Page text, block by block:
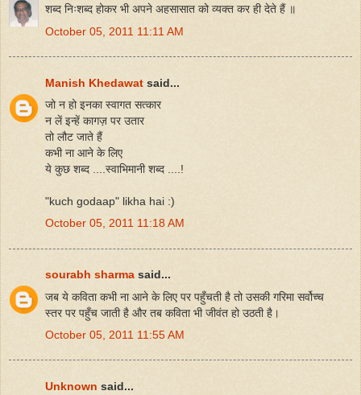
शब्द निःशब्द होकर भी अपने अहसासात को व्यक्त कर ही देते हैं ॥
October 05, 2011 11:11 AM
Manish Khedawat said...
जो न हो इनका स्वागत सत्कार
न लें इन्हें कागज़ पर उतार
तो लौट जाते हैं
कभी ना आने के लिए
ये कुछ शब्द ....स्वाभिमानी शब्द ....!
"kuch godaap" likha hai :)
October 05, 2011 11:18 AM
sourabh sharma said...
जब ये कविता कभी ना आने के लिए पर पहुँचती है तो उसकी गरिमा सर्वोच्च
स्तर पर पहुँच जाती है और तब कविता भी जीवंत हो उठती है।
October 05, 2011 11:55 AM
Unknown said...